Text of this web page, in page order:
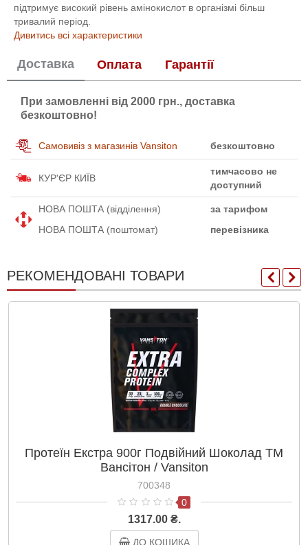
підтримує високий рівень амінокислот в організмі більш
тривалий період.
Дивитись всі характеристики
Доставка Оплата Гарантії
При замовленні від 2000 грн., доставка
безкоштовно!
Самовивіз з магазинів Vansiton безкоштовно
КУР'ЄР КИЇВ
тимчасово не
доступний
НОВА ПОШТА (відділення)
за тарифом
НОВА ПОШТА (поштомат)
перевізника
РЕКОМЕНДОВАНІ ТОВАРИ
Протеїн Екстра 900г Подвійний Шоколад ТМ
Вансітон / Vansiton
700348
0
1317.00 ₴.
ДО КОШИКА